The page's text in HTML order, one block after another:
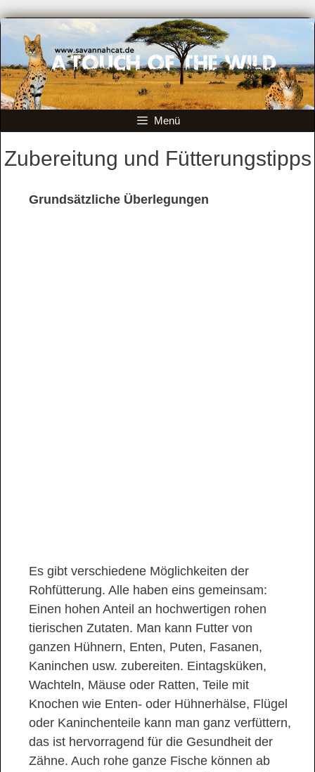
Zum
Inhalt
springen
Menü
Zubereitung und Fütterungstipps
Grundsätzliche Überlegungen
Es gibt verschiedene Möglichkeiten der
Rohfütterung. Alle haben eins gemeinsam:
Einen hohen Anteil an hochwertigen rohen
tierischen Zutaten. Man kann Futter von
ganzen Hühnern, Enten, Puten, Fasanen,
Kaninchen usw. zubereiten. Eintagsküken,
Wachteln, Mäuse oder Ratten, Teile mit
Knochen wie Enten- oder Hühnerhälse, Flügel
oder Kaninchenteile kann man ganz verfüttern,
das ist hervorragend für die Gesundheit der
Zähne. Auch rohe ganze Fische können ab